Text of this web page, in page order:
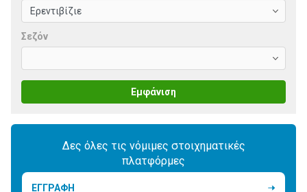
Σεζόν
Εμφάνιση
Δες όλες τις νόμιμες στοιχηματικές
πλατφόρμες
ΕΓΓΡΑΦΗ